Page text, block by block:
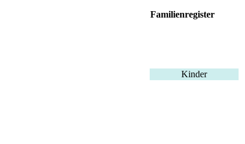
Familienregister
Kinder